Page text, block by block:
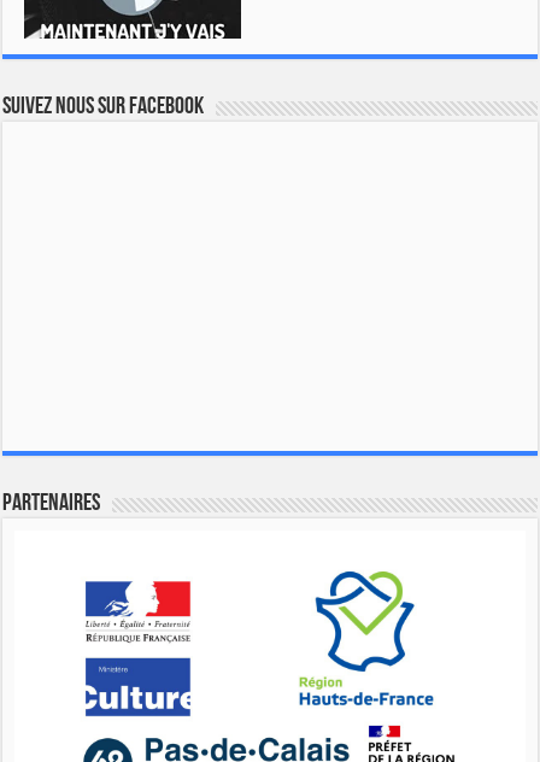
Suivez nous sur Facebook
Partenaires